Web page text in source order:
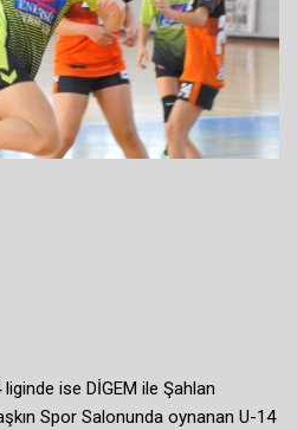
ise DİGEM ile Şahlan
Spor Salonunda oynanan U-14